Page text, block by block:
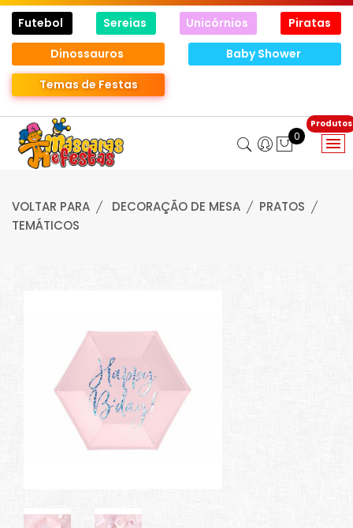
Futebol Sereias Unicórnios
Piratas
Dinossauros
Baby Shower
Temas de Festas
0
VOLTAR PARA DECORAÇÃO DE MESA
PRATOS
TEMÁTICOS